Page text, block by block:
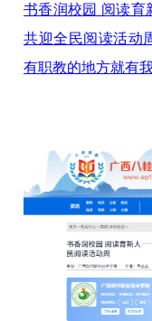
书香润校园 阅读
共迎全民阅读活动
有职教的地方就有